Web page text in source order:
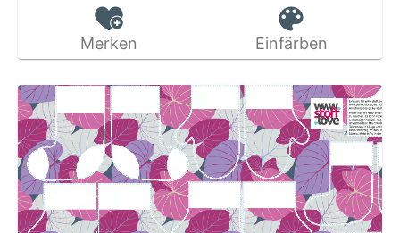
Merken Einfärben